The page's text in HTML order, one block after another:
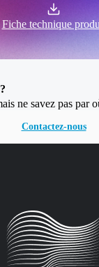
Fiche technique
ne savez pas par
Contactez-nous